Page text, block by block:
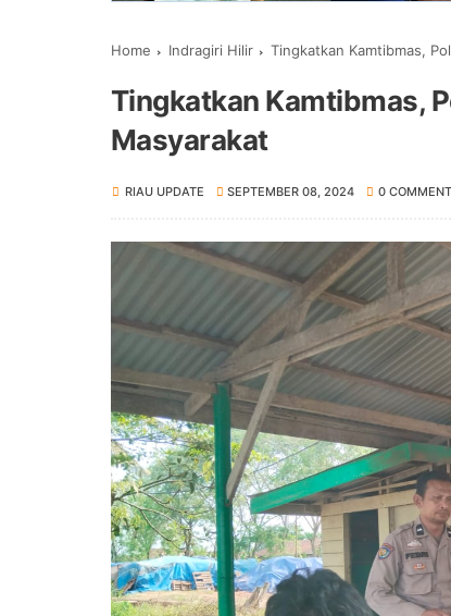
Home Indragiri Hilir Tingkatkan Kamtibmas,
Tingkatkan Kamtibmas,
Masyarakat
RIAU UPDATE SEPTEMBER 08, 2024 0